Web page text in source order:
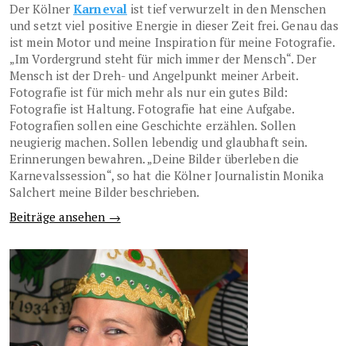
Der KölnerKarnevalist tief verwurzelt in den Menschen
und setzt viel positive Energie in dieser Zeit frei. Genau das
ist mein Motor und meine Inspiration für meine Fotografie.
„Im Vordergrund steht für mich immer der Mensch“. Der
Mensch ist der Dreh- und Angelpunkt meiner Arbeit.
Fotografie ist für mich mehr als nur ein gutes Bild:
Fotografie ist Haltung. Fotografie hat eine Aufgabe.
Fotografien sollen eine Geschichte erzählen. Sollen
neugierig machen. Sollen lebendig und glaubhaft sein.
Erinnerungen bewahren. „Deine Bilder überleben die
Karnevalssession“, so hat die Kölner Journalistin Monika
Salchert meine Bilder beschrieben.
Beiträge ansehen →